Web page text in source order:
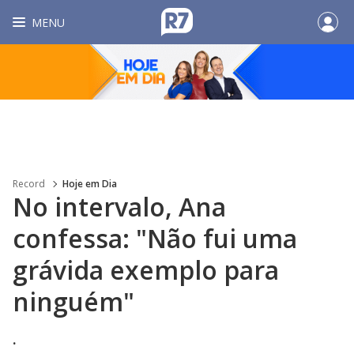
MENU
Record Hoje em Dia
No intervalo, Ana
confessa: "Não fui uma
grávida exemplo para
ninguém"
.